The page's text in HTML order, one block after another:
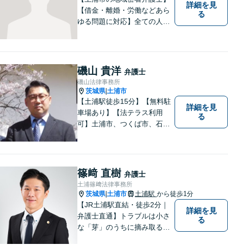
【借金・離婚・労働などあら
ゆる問題に対応】全ての人へ
の将来を見据えた、納得の解
決を目指します。まずはお気
軽にご相談ください。【駐車
場有】
詳細を見
る
磯山 貴洋 弁護士
磯山法律事務所
茨城県| 土浦市
【土浦駅徒歩15分】【無料駐
車場あり】【法テラス利用
可】土浦市、つくば市、石岡
ほか、県内・県外対応しま
す。
詳細を見
る
篠﨑 直樹 弁護士
土浦篠﨑法律事務所
茨城県| 土浦市 土浦駅 から徒歩1分
【JR土浦駅直結・徒歩2分｜
弁護士直通】トラブルは小さ
な「芽」のうちに摘み取るこ
詳細を見
る